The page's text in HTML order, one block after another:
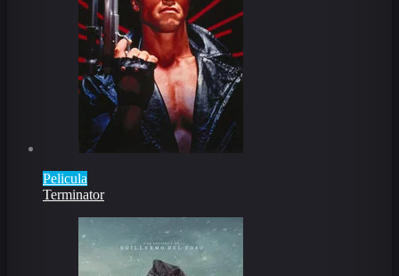
Pelicula
Terminator